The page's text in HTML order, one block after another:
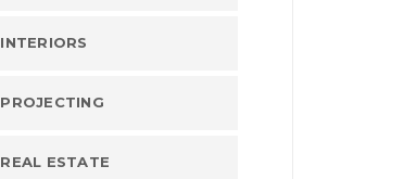
INTERIORS
PROJECTING
REAL ESTATE